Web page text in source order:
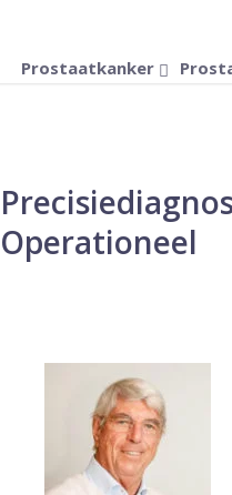
Prostaatkanker
Operationeel